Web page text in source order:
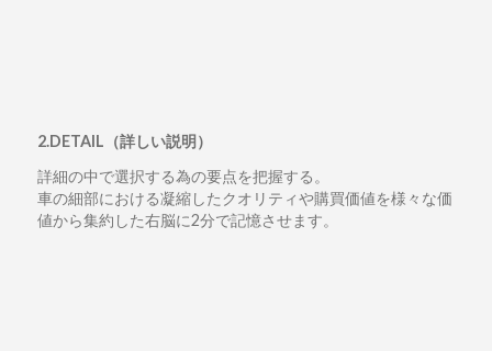
2.DETAIL（詳しい説明）
詳細の中で選択する為の要点を把握する。
車の細部における凝縮したクオリティや購買価値を様々な価
値から集約した右脳に2分で記憶させます。